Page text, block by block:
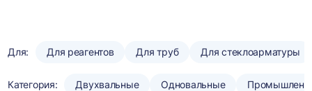
Для: Для реагентов Для труб Для стеклоарматуры
Категория: Двухвальные Одновальные